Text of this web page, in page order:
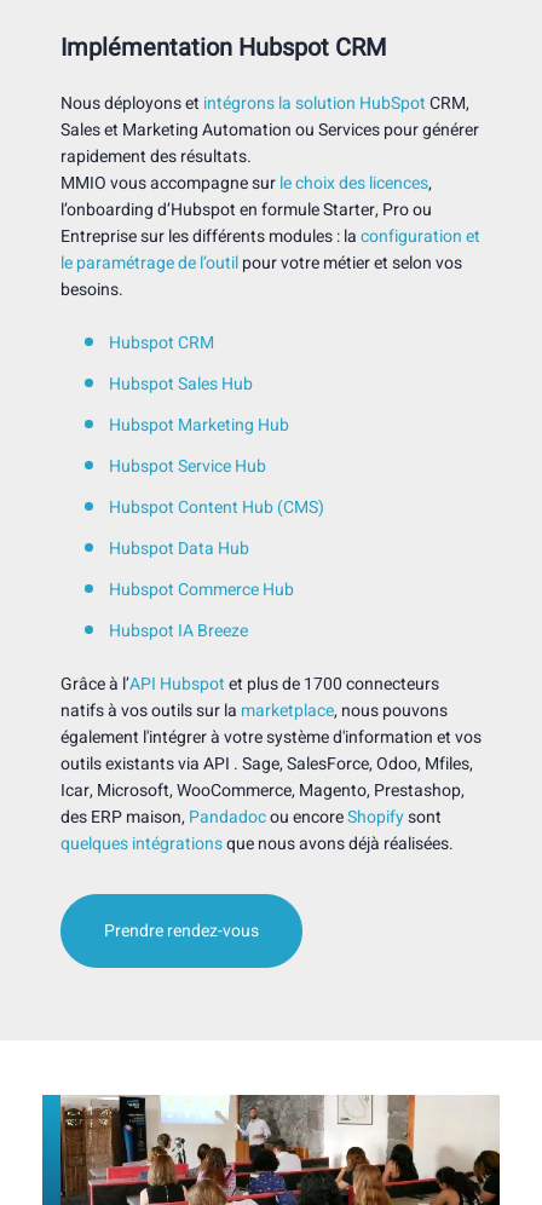
Implémentation Hubspot CRM
Nous déployons et intégrons la solution HubSpotCRM,
Sales et Marketing Automation ou Services pour générer
rapidement des résultats.
MMIO vous accompagne surle choix des licences,
l’onboarding d’Hubspot en formule Starter, Pro ou
Entreprise sur les différents modules : laconfiguration et
le paramétrage de l’outilpour votre métier et selon vos
besoins.
Hubspot CRM
Hubspot Sales Hub
Hubspot Marketing Hub
Hubspot Service Hub
Hubspot Content Hub (CMS)
Hubspot Data Hub
Hubspot Commerce Hub
Hubspot IA Breeze
Grâce à l’API Hubspotet plus de 1700 connecteurs
natifs à vos outils sur la marketplace, nous pouvons
également l'intégrer à votre système d'information et vos
outils existants via API . Sage, SalesForce, Odoo, Mfiles,
Icar, Microsoft, WooCommerce, Magento, Prestashop,
des ERP maison,Pandadocou encoreShopifysont
quelques intégrationsque nous avons déjà réalisées.
Prendre rendez-vous